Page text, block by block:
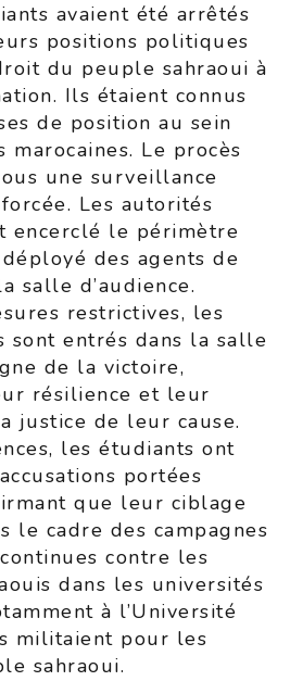
avaient été arrêtés
positions politiques
du peuple sahraoui à
Ils étaient connus
de position au sein
marocaines. Le procès
une surveillance
Les autorités
encerclé le périmètre
des agents de
salle d’audience.
restrictives, les
sont entrés dans la salle
de la victoire,
résilience et leur
justice de leur cause.
les étudiants ont
portées
que leur ciblage
le cadre des campagnes
contre les
dans les universités
à l’Université
militaient pour les
sahraoui.